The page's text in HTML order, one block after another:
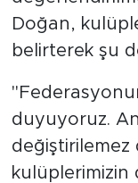
Doğan,
belirterek şu
duyuyoruz.
değiştirilemez
kulüplerimizin